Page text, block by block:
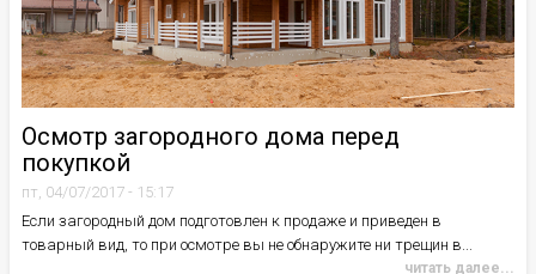
Осмотр загородного дома перед
покупкой
пт, 04/07/2017 - 15:17
Если загородный дом подготовлен к продаже и приведен в
товарный вид, то при осмотре вы не обнаружите ни трещин в...
читать далее...